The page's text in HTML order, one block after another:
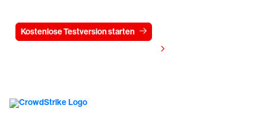
Kostenlose Testversion starten